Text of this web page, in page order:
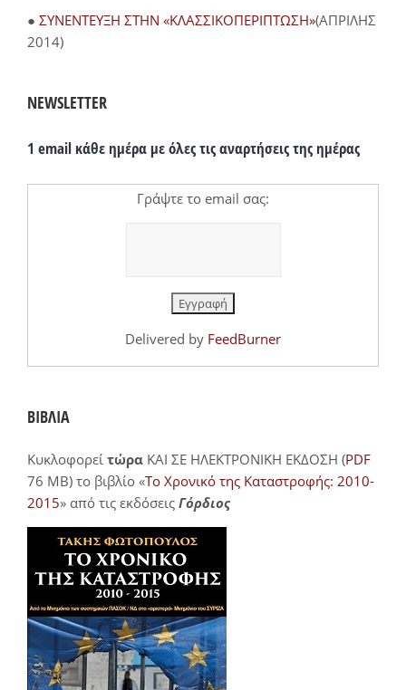
● ΣΥΝΕΝΤΕΥΞΗ ΣΤΗΝ «ΚΛΑΣΣΙΚΟΠΕΡΙΠΤΩΣΗ»(ΑΠΡΙΛΗΣ
2014)
NEWSLETTER
1 email κάθε ημέρα με όλες τις αναρτήσεις της ημέρας
Γράψτε το email σας:
Delivered by FeedBurner
ΒΙΒΛΙΑ
Κυκλοφορεί τώρα ΚΑΙ ΣΕ ΗΛΕΚΤΡΟΝΙΚΗ ΕΚΔΟΣΗ (PDF
76 MB) το βιβλίο «Το Χρονικό της Καταστροφής: 2010-
2015» από τις εκδόσεις Γόρδιος